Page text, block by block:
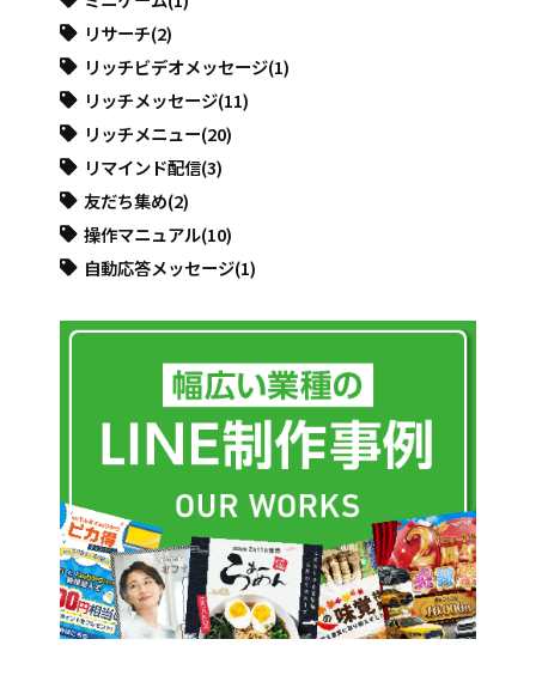
リサーチ(2)
リッチビデオメッセージ(1)
リッチメッセージ(11)
リッチメニュー(20)
リマインド配信(3)
友だち集め(2)
操作マニュアル(10)
自動応答メッセージ(1)